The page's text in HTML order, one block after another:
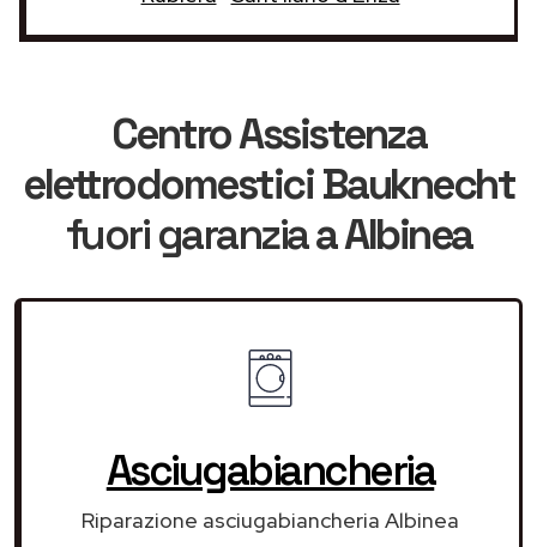
Centro Assistenza
elettrodomestici Bauknecht
fuori garanziaa Albinea
Asciugabiancheria
Riparazione asciugabiancheria Albinea